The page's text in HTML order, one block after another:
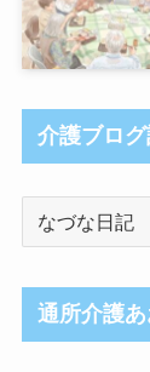
介護ブロ
ロ
グ
通所介護